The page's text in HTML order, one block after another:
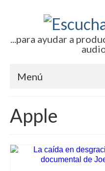
...para ayudar a
Menú
Artículos (todos)
Boletines por correo-e
Glosariocastellano.com
Apple